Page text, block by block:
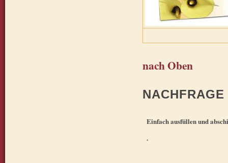
nach Oben
Einfach ausfüllen und
.